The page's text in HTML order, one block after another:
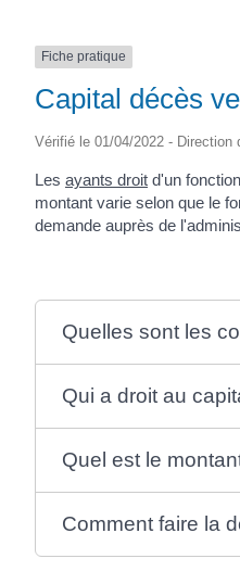
Fiche pratique
Capital décès
Vérifié le 01/04/2022 - Direction
Les ayants droit d'un
montant varie selon que le
demande auprès de
Quelles sont les
Qui a droit au
Quel est le
Comment faire la